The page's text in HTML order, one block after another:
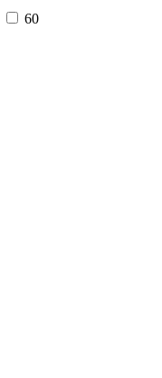
60